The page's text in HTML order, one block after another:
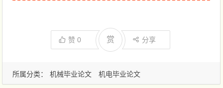
赞0 赏 分享
所属分类： 机械毕业论文 机电毕业论文